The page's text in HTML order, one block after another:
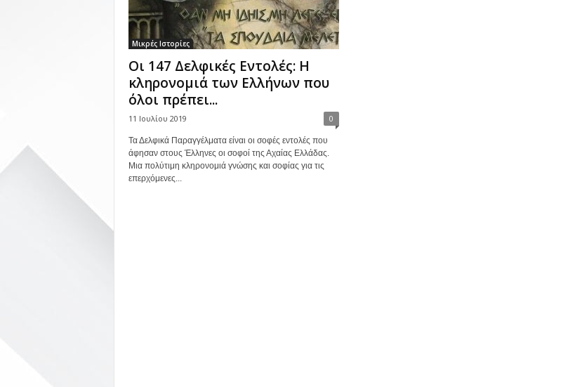
Μικρές Ιστορίες
Οι 147 Δελφικές Εντολές: Η
κληρονομιά των Ελλήνων που
όλοι πρέπει...
11 Ιουλίου 2019 0
Τα Δελφικά Παραγγέλματα είναι οι σοφές εντολές που
άφησαν στους Έλληνες οι σοφοί της Αχαίας Ελλάδας.
Μια πολύτιμη κληρονομιά γνώσης και σοφίας για τις
επερχόμενες...